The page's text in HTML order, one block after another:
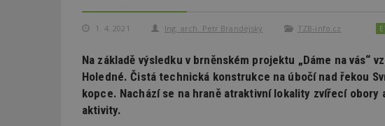
1. 4. 2021 Ing. arch. Petr Brandejský TZB-info.cz
Na základě výsledku v brněnském projektu „Dáme na vás“
Holedné. Čistá technická konstrukce na úbočí nad řekou
kopce. Nachází se na hraně atraktivní lokality zvířecí obory
aktivity.